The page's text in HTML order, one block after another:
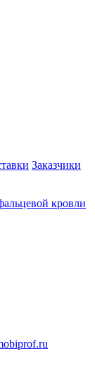
Заказчики
кровли